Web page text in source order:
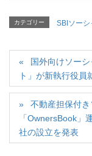
カテゴリー SBIソー
国外向けソー
ト」が新執行役員
不動産担保付
「OwnersBook」
社の設立を発表